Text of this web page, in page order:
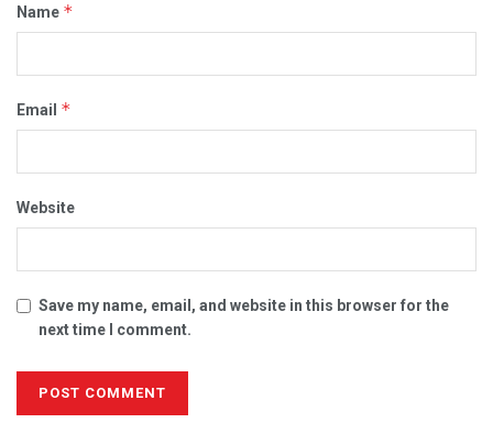
Name *
Email *
Website
Save my name, email, and website in this browser for the
next time I comment.